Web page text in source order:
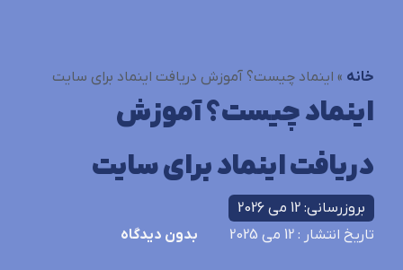
خانه » اینماد چیست؟ آموزش دریافت اینماد برای سایت
اینماد چیست؟ آموزش
دریافت اینماد برای سایت
بروزرسانی: 12 می 2026
تاریخ انتشار : 12 می 2025 بدون دیدگاه